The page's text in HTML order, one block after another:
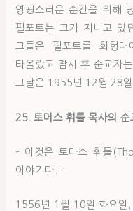
영광스러운 순간을 위해
필포트는 그가 지니고 있
그들은 필포트를 화형
타올랐고 잠시 후 순교자
그날은 1955년 12월 28일
25. 토머스 휘틀 목사의 순
– 이것은 토마스 휘틀
이야기다. –
1556년 1월 10일 화요일,